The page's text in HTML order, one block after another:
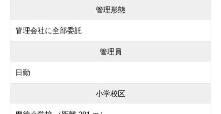
管理形態
管理会社に全部委託
管理員
日勤
小学校区